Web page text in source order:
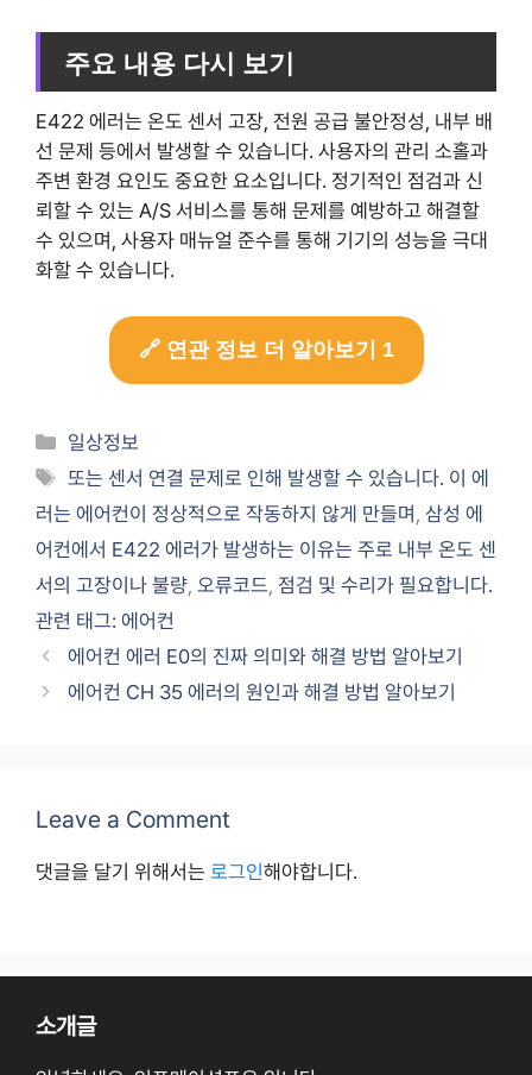
주요 내용 다시 보기
E422 에러는 온도 센서 고장, 전원 공급 불안정성, 내부 배
선 문제 등에서 발생할 수 있습니다. 사용자의 관리 소홀과
주변 환경 요인도 중요한 요소입니다. 정기적인 점검과 신
뢰할 수 있는 A/S 서비스를 통해 문제를 예방하고 해결할
수 있으며, 사용자 매뉴얼 준수를 통해 기기의 성능을 극대
화할 수 있습니다.
🔗 연관 정보 더 알아보기 1
Categories
일상정보
Tags
또는 센서 연결 문제로 인해 발생할 수 있습니다. 이 에
러는 에어컨이 정상적으로 작동하지 않게 만들며 삼성 에
어컨에서 E422 에러가 발생하는 이유는 주로 내부 온도 센
서의 고장이나 불량 오류코드 점검 및 수리가 필요합니다.
관련 태그: 에어컨
에어컨 에러 E0의 진짜 의미와 해결 방법 알아보기
에어컨 CH 35 에러의 원인과 해결 방법 알아보기
Leave a Comment
댓글을 달기 위해서는 로그인해야합니다.
소개글